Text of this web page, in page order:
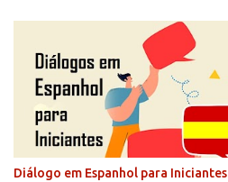
Diálogo em Espanhol para Iniciantes